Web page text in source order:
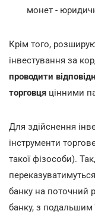
монет -
Крім того,
інвестування за
проводити
торговця цінними
Для здійснення
інструменти
такої фізособи).
банку на поточний
банку, з подальшим